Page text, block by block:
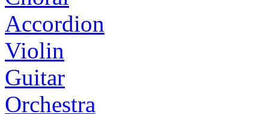
Accordion
Violin
Guitar
Orchestra